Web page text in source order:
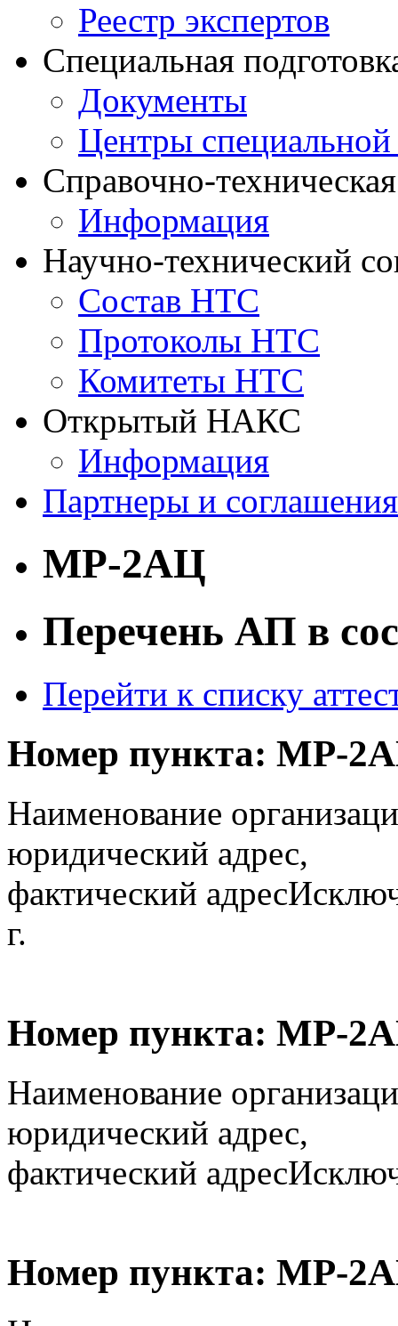
Реестр экспертов
Специальная
Документы
Центры
Справочно-
Информация
Научно-технический
Состав НТС
Протоколы НТС
Комитеты НТС
Открытый НАКС
Информация
Партнеры и соглашения
МР-2АЦ
Перечень АП в
Перейти к списку
Номер пункта: МР-
Наименование
юридический адрес,
фактический адрес
г.
Номер пункта: МР-
Наименование
юридический адрес,
фактический адрес
Номер пункта: МР-